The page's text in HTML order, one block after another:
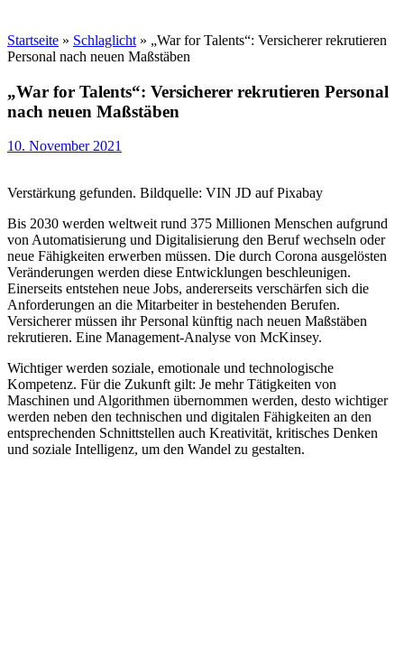
Startseite » Schlaglicht » „War for Talents“: Versicherer rekrutieren
Personal nach neuen Maßstäben
„War for Talents“: Versicherer rekrutieren Personal
nach neuen Maßstäben
10. November 2021
Verstärkung gefunden. Bildquelle: VIN JD auf Pixabay
Bis 2030 werden weltweit rund 375 Millionen Menschen aufgrund
von Automatisierung und Digitalisierung den Beruf wechseln oder
neue Fähigkeiten erwerben müssen. Die durch Corona ausgelösten
Veränderungen werden diese Entwicklungen beschleunigen.
Einerseits entstehen neue Jobs, andererseits verschärfen sich die
Anforderungen an die Mitarbeiter in bestehenden Berufen.
Versicherer müssen ihr Personal künftig nach neuen Maßstäben
rekrutieren. Eine Management-Analyse von McKinsey.
Wichtiger werden soziale, emotionale und technologische
Kompetenz. Für die Zukunft gilt: Je mehr Tätigkeiten von
Maschinen und Algorithmen übernommen werden, desto wichtiger
werden neben den technischen und digitalen Fähigkeiten an den
entsprechenden Schnittstellen auch Kreativität, kritisches Denken
und soziale Intelligenz, um den Wandel zu gestalten.